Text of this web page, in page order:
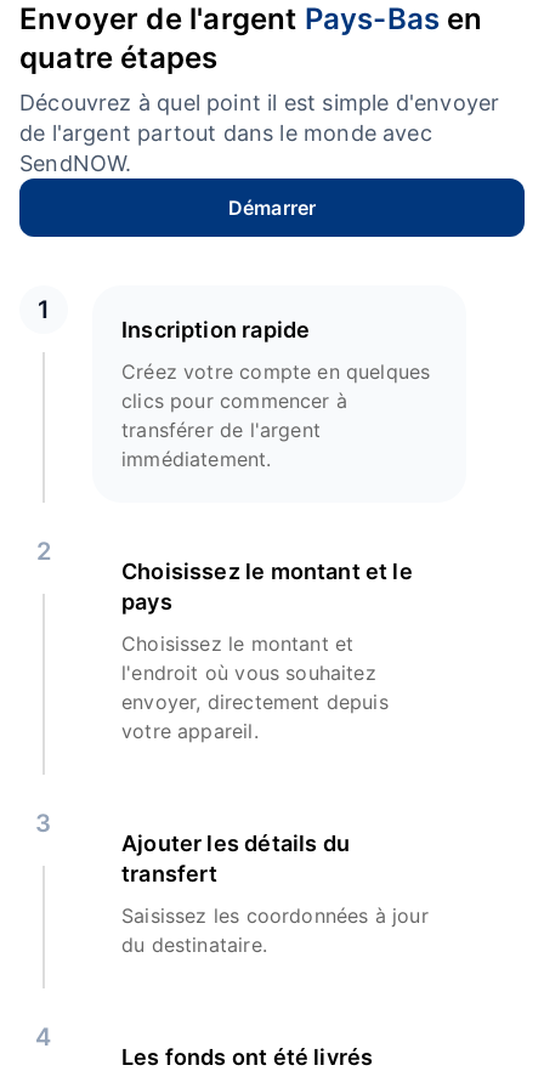
Envoyer de l'argent Pays-Bas en
quatre étapes
Découvrez à quel point il est simple d'envoyer
de l'argent partout dans le monde avec
SendNOW.
Démarrer
1
Inscription rapide
Créez votre compte en quelques
clics pour commencer à
transférer de l'argent
immédiatement.
2
Choisissez le montant et le
pays
Choisissez le montant et
l'endroit où vous souhaitez
envoyer, directement depuis
votre appareil.
3
Ajouter les détails du
transfert
Saisissez les coordonnées à jour
du destinataire.
4
Les fonds ont été livrés